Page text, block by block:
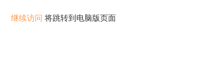
继续访问 将跳转到电脑版页面